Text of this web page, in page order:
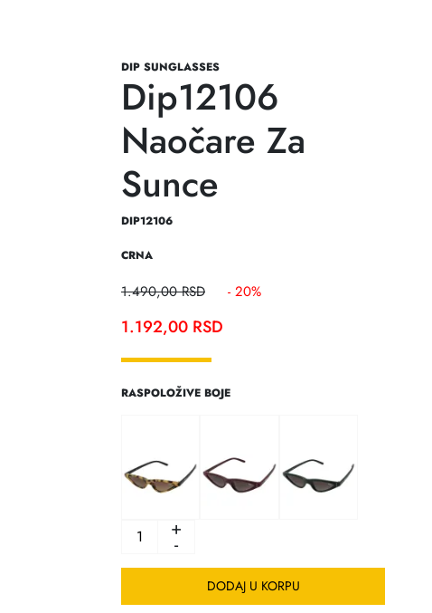
DIP SUNGLASSES
Dip12106
Naočare Za
Sunce
DIP12106
CRNA
1.490,00RSD - 20%
1.192,00 RSD
RASPOLOŽIVE BOJE
+
-
DODAJ U KORPU